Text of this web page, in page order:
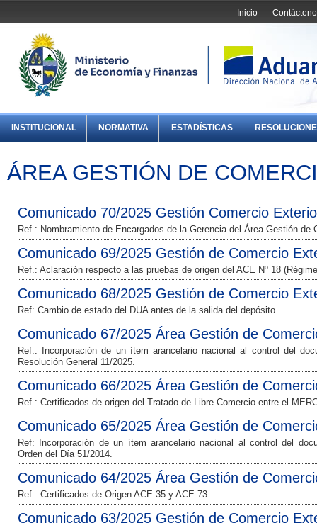
Inicio
INSTITUCIONAL NORMATIVA ESTADÍSTICAS
ÁREA GESTIÓN DE
Comunicado 70/2025 Gestión Comercio
Ref.: Nombramiento de Encargados de la Gerencia del Área Gestión de
Comunicado 69/2025 Gestión de Comercio
Ref.: Aclaración respecto a las pruebas de origen del ACE Nº 18
Comunicado 68/2025 Gestión de Comercio
Ref: Cambio de estado del DUA antes de la salida del depósito.
Comunicado 67/2025 Área Gestión de
Ref.: Incorporación de un ítem arancelario nacional al control del
Resolución General 11/2025.
Comunicado 66/2025 Área Gestión de
Ref.: Certificados de origen del Tratado de Libre Comercio entre el
Comunicado 65/2025 Área Gestión de
Ref: Incorporación de un ítem arancelario nacional al control del
Orden del Día 51/2014.
Comunicado 64/2025 Área Gestión de
Ref.: Certificados de Origen ACE 35 y ACE 73.
Comunicado 63/2025 Gestión de Comercio